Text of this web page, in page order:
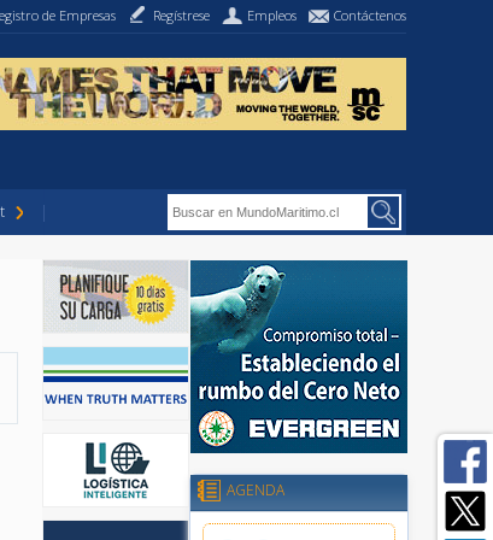
de Empresas Regístrese Empleos Contáctenos
AGENDA